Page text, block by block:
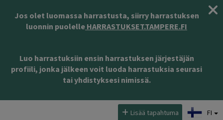
Jos olet luomassa harrastusta, siirry harrastuksen
luonnin puolelle HARRASTUKSET.TAMPERE.FI
Luo harrastuksiin ensin harrastuksen järjestäjän
profiili, jonka jälkeen voit luoda harrastuksia seurasi
tai yhdistyksesi nimissä.
Lisää tapahtuma FI